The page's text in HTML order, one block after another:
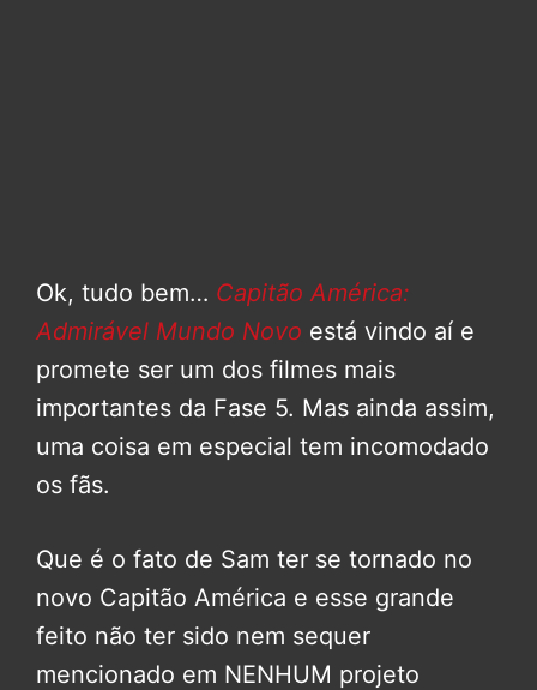
Ok, tudo bem… Capitão América:
Admirável Mundo Novo está vindo aí e
promete ser um dos filmes mais
importantes da Fase 5. Mas ainda assim,
uma coisa em especial tem incomodado
os fãs.
Que é o fato de Sam ter se tornado no
novo Capitão América e esse grande
feito não ter sido nem sequer
mencionado em NENHUM projeto